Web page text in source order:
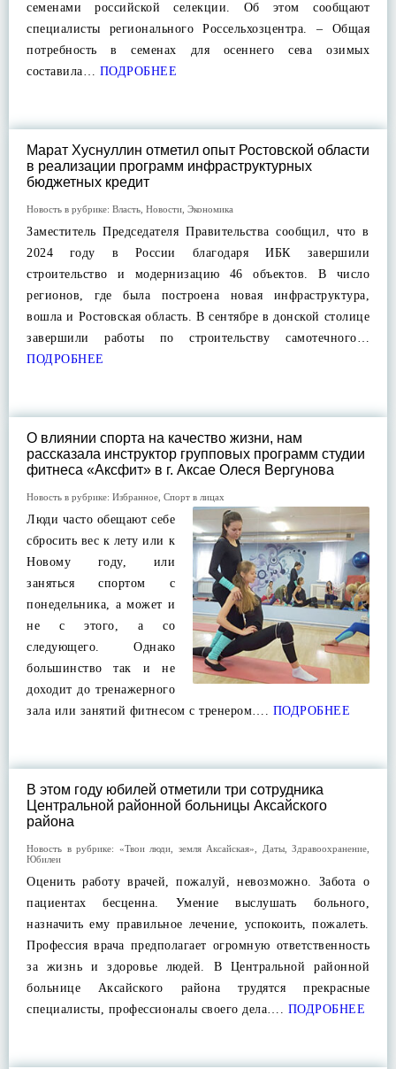
семенами российской селекции. Об этом сообщают
специалисты регионального Россельхозцентра. – Общая
потребность в семенах для осеннего сева озимых
составила… ПОДРОБНЕЕ
Марат Хуснуллин отметил опыт Ростовской области
в реализации программ инфраструктурных
бюджетных кредит
Новость в рубрике: Власть Новости Экономика
Заместитель Председателя Правительства сообщил, что в
2024 году в России благодаря ИБК завершили
строительство и модернизацию 46 объектов. В число
регионов, где была построена новая инфраструктура,
вошла и Ростовская область. В сентябре в донской столице
завершили работы по строительству самотечного…
ПОДРОБНЕЕ
О влиянии спорта на качество жизни, нам
рассказала инструктор групповых программ студии
фитнеса «Аксфит» в г. Аксае Олеся Вергунова
Новость в рубрике: Избранное Спорт в лицах
Люди часто обещают себе
сбросить вес к лету или к
Новому году, или
заняться спортом с
понедельника, а может и
не с этого, а со
следующего. Однако
большинство так и не
доходит до тренажерного
зала или занятий фитнесом с тренером…. ПОДРОБНЕЕ
В этом году юбилей отметили три сотрудника
Центральной районной больницы Аксайского
района
Новость в рубрике: «Твои люди, земля Аксайская» Даты, Здравоохранение
Юбилеи
Оценить работу врачей, пожалуй, невозможно. Забота о
пациентах бесценна. Умение выслушать больного,
назначить ему правильное лечение, успокоить, пожалеть.
Профессия врача предполагает огромную ответственность
за жизнь и здоровье людей. В Центральной районной
больнице Аксайского района трудятся прекрасные
специалисты, профессионалы своего дела…. ПОДРОБНЕЕ